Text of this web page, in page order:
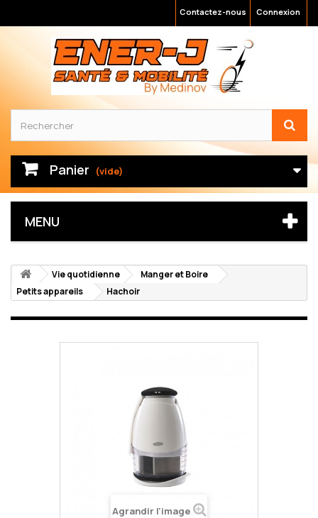
Connexion
Contactez-nous
Panier (vide)
MENU
Vie quotidienne
Manger et Boire
Petits appareils
Hachoir
Agrandir l'image